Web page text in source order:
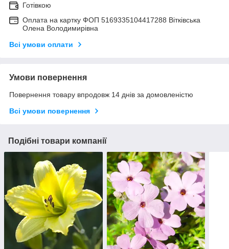
Готівкою
Оплата на картку ФОП 5169335104417288 Вітківська
Олена Володимирівна
Всі умови оплати
Умови повернення
Повернення товару впродовж 14 днів за домовленістю
Всі умови повернення
Подібні товари компанії